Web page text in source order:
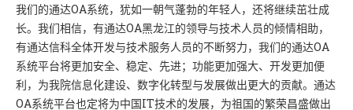
我们的通达OA系统，犹如一朝气蓬勃的年轻人，还将继续茁壮成
长。我们相信，有通达OA黑龙江的领导与技术人员的倾情相助，
有通达信科全体开发与技术服务人员的不断努力，我们的通达OA
系统平台将更加安全、稳定、先进；功能更加强大、开发更加便
利，为我院信息化建设、数字化转型与发展做出更大的贡献。通达
OA系统平台也定将为中国IT技术的发展，为祖国的繁荣昌盛做出